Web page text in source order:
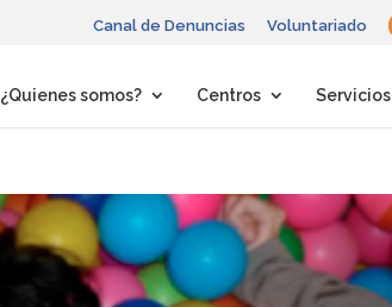
Canal de Denuncias Voluntariado
¿Quienes somos? Centros Servicios